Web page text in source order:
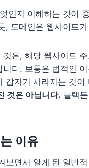
인지 이해하는 것이
, 도메인은 웹사이트
것은, 해당 웹사이트 주
다. 보통은 법적인
갑자기 사라지는 것
것은 아닙니다. 블랙
이유
보면서 알게 된 일반